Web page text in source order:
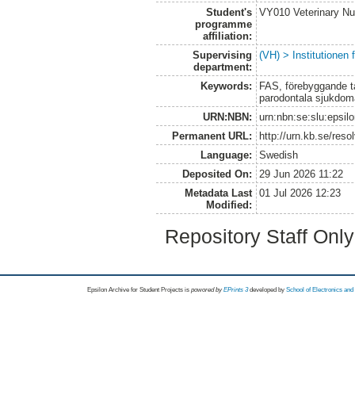
Student's
programme
affiliation:
VY010 Veterinary
Supervising
department:
(VH) > Institutionen
Keywords:
FAS, förebyggande
parodontala
URN:NBN:
Permanent URL:
http://urn.kb.se/
Language:
Swedish
Deposited On:
29 Jun 2026 11:22
Metadata Last
Modified:
01 Jul 2026 12:23
Repository Staff
Epsilon Archive for Student Projects is powored byEPrints 3 developed by School of Electronics